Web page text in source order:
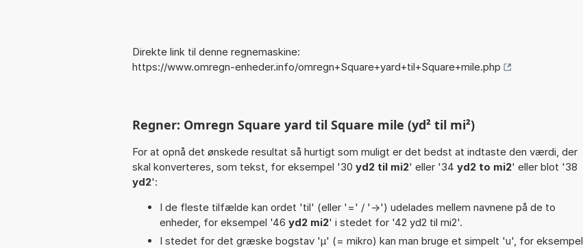
Direkte link til denne regnemaskine:
https://www.omregn-enheder.info/omregn+Square+yard+til+Square+mile.php
Regner: Omregn Square yard til Square mile (yd² til mi²)
For at opnå det ønskede resultat så hurtigt som muligt er det bedst at indtaste den værdi, der
skal konverteres, som tekst, for eksempel '30 yd2 til mi2' eller '34 yd2 to mi2' eller blot '38
yd2':
I de fleste tilfælde kan ordet 'til' (eller '=' / '->') udelades mellem navnene på de to
enheder, for eksempel '46 yd2 mi2' i stedet for '42 yd2 til mi2'.
I stedet for det græske bogstav 'µ' (= mikro) kan man bruge et simpelt 'u', for eksempel